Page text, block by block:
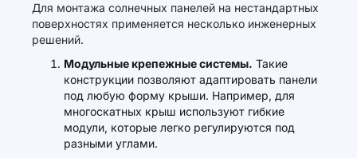
Для монтажа солнечных панелей на нестандартных
поверхностях применяется несколько инженерных
решений.
Модульные крепежные системы. Такие
конструкции позволяют адаптировать панели
под любую форму крыши. Например, для
многоскатных крыш используют гибкие
модули, которые легко регулируются под
разными углами.